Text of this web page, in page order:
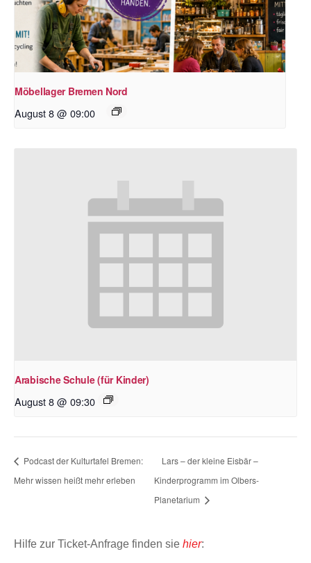
Möbellager Bremen Nord
August 8 @ 09:00
Arabische Schule (für Kinder)
August 8 @ 09:30
Podcast der Kulturtafel Bremen:
Mehr wissen heißt mehr erleben
Lars – der kleine Eisbär –
Kinderprogramm im Olbers-
Planetarium
Hilfe zur Ticket-Anfrage finden sie hier: